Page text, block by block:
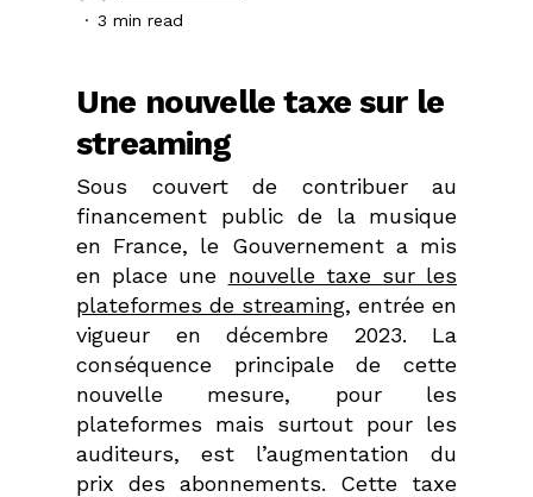
3 min read
Une nouvelle taxe sur le
streaming
Sous couvert de contribuer au
financement public de la musique
en France, le Gouvernement a mis
en place une nouvelle taxe sur les
plateformes de streaming, entrée en
vigueur en décembre 2023. La
conséquence principale de cette
nouvelle mesure, pour les
plateformes mais surtout pour les
auditeurs, est l’augmentation du
prix des abonnements. Cette taxe